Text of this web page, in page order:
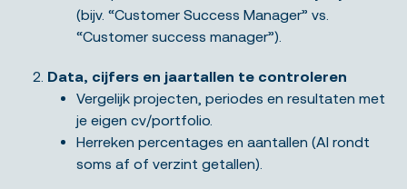
(bijv. “Customer Success Manager” vs.
“Customer success manager”).
Data, cijfers en jaartallen te controleren
Vergelijk projecten, periodes en resultaten met
je eigen cv/portfolio.
Herreken percentages en aantallen (AI rondt
soms af of verzint getallen).